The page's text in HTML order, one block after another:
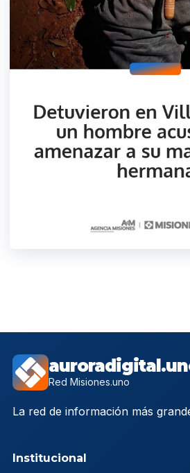
Red Misiones.uno
La red de información más
Institucional